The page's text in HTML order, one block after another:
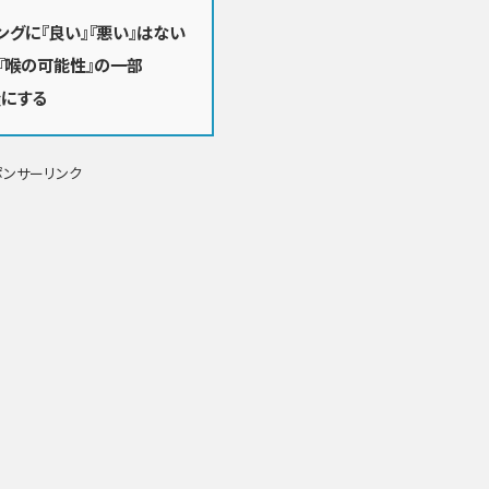
に『良い』『悪い』はない
喉の可能性』の一部
する
サーリンク